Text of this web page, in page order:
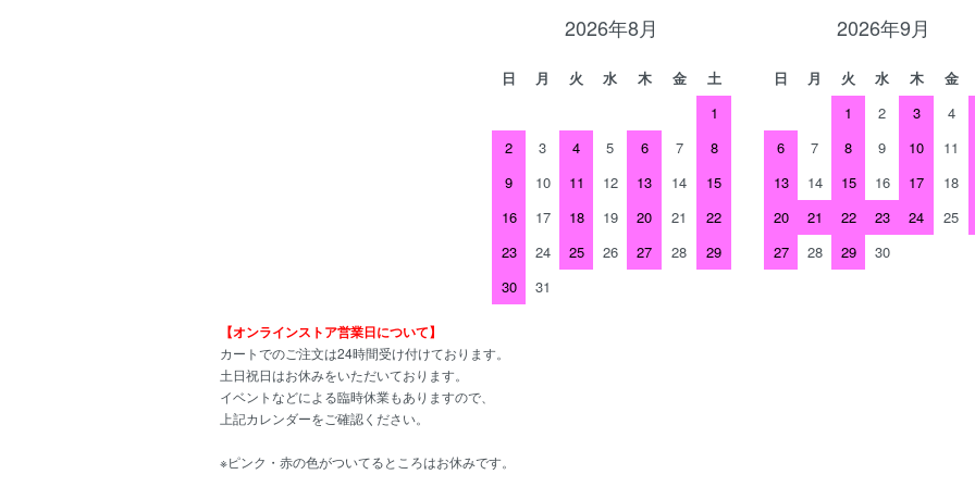
2026年8月
日 月 火 水 木 金
土
1
2
3 4 5 6 7
8
9
10 11 12 13 14
15
16
17 18 19 20 21
22
23
24 25 26 27 28
29
30
31
2026年9月
日 月 火 水 木 金
1
2 3 4
6
7 8 9 10 11
13
14 15 16 17 18
20
21 22 23 24 25
27
28 29 30
【オンラインストア営業日について】
カートでのご注文は24時間受け付けております。
土日祝日はお休みをいただいております。
イベントなどによる臨時休業もありますので、
上記カレンダーをご確認ください。
※ピンク・赤の色がついてるところはお休みです。